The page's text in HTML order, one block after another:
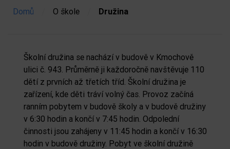
Domů O škole Družina
Školní družina se nachází v budově v Kmochově
ulici č. 943. Průměrně ji každoročně navštěvuje 110
dětí z prvních až třetích tříd. Školní družina je
zařízení, kde děti tráví volný čas. Provoz začíná
ranním pobytem v budově školy a v budově družiny
v 6:30 hodin a končí v 7:45 hodin. Odpolední
činnosti jsou zahájeny v 11:45 hodin a končí v 16:30
hodin v budově družiny. Pobyt ve školní družině